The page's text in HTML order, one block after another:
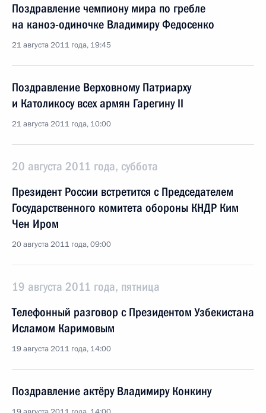
Поздравление чемпиону мира по гребле
на каноэ-одиночке Владимиру Федосенко
21 августа 2011 года, 19:45
Поздравление Верховному Патриарху
и Католикосу всех армян Гарегину II
21 августа 2011 года, 10:00
20 августа 2011 года, суббота
Президент России встретится с Председателем
Государственного комитета обороны КНДР Ким
Чен Иром
20 августа 2011 года, 09:00
19 августа 2011 года, пятница
Телефонный разговор c Президентом Узбекистана
Исламом Каримовым
19 августа 2011 года, 14:00
Поздравление актёру Владимиру Конкину